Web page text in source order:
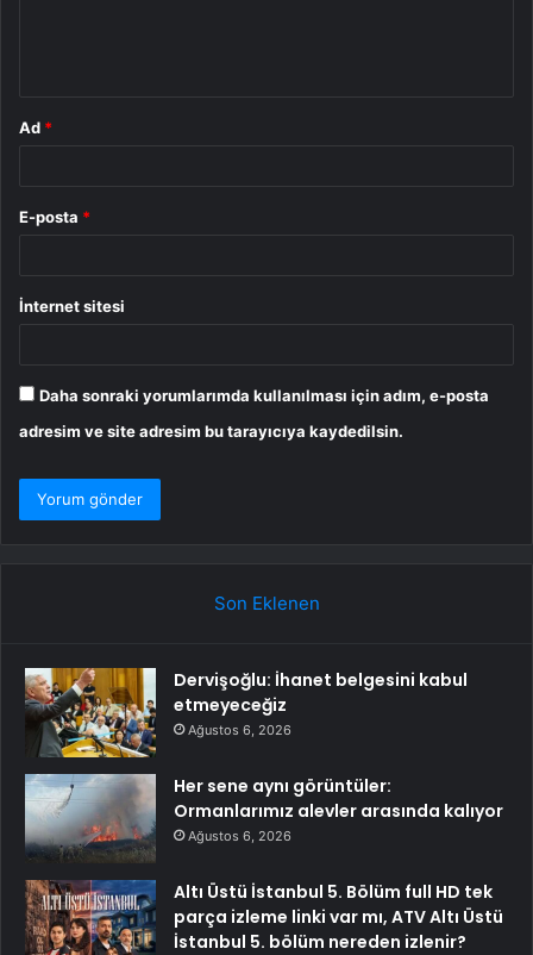
Ad *
E-posta *
İnternet sitesi
Daha sonraki yorumlarımda kullanılması için adım, e-posta
adresim ve site adresim bu tarayıcıya kaydedilsin.
Son Eklenen
Dervişoğlu: İhanet belgesini kabul
etmeyeceğiz
Ağustos 6, 2026
Her sene aynı görüntüler:
Ormanlarımız alevler arasında kalıyor
Ağustos 6, 2026
Altı Üstü İstanbul 5. Bölüm full HD tek
parça izleme linki var mı, ATV Altı Üstü
İstanbul 5. bölüm nereden izlenir?